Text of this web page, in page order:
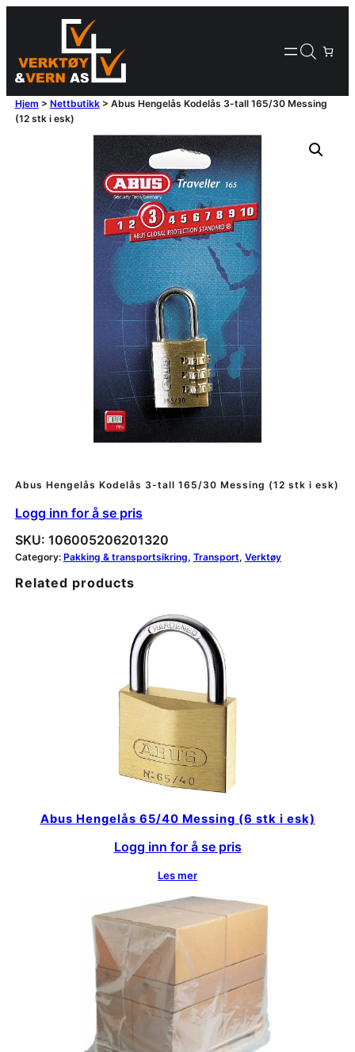
Hjem > Nettbutikk> Abus Hengelås Kodelås 3-tall 165/30 Messing
(12 stk i esk)
Abus Hengelås Kodelås 3-tall 165/30 Messing (12 stk i esk)
Logg inn for å se pris
SKU: 106005206201320
Category: Pakking & transportsikring, Transport, Verktøy
Related products
Abus Hengelås 65/40 Messing (6 stk i esk)
Logg inn for å se pris
Les mer